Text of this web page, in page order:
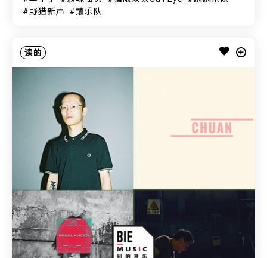
野猎新声
馕乐队
读的